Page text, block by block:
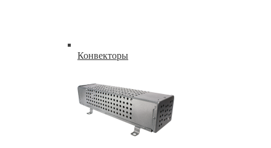
Конвекторы